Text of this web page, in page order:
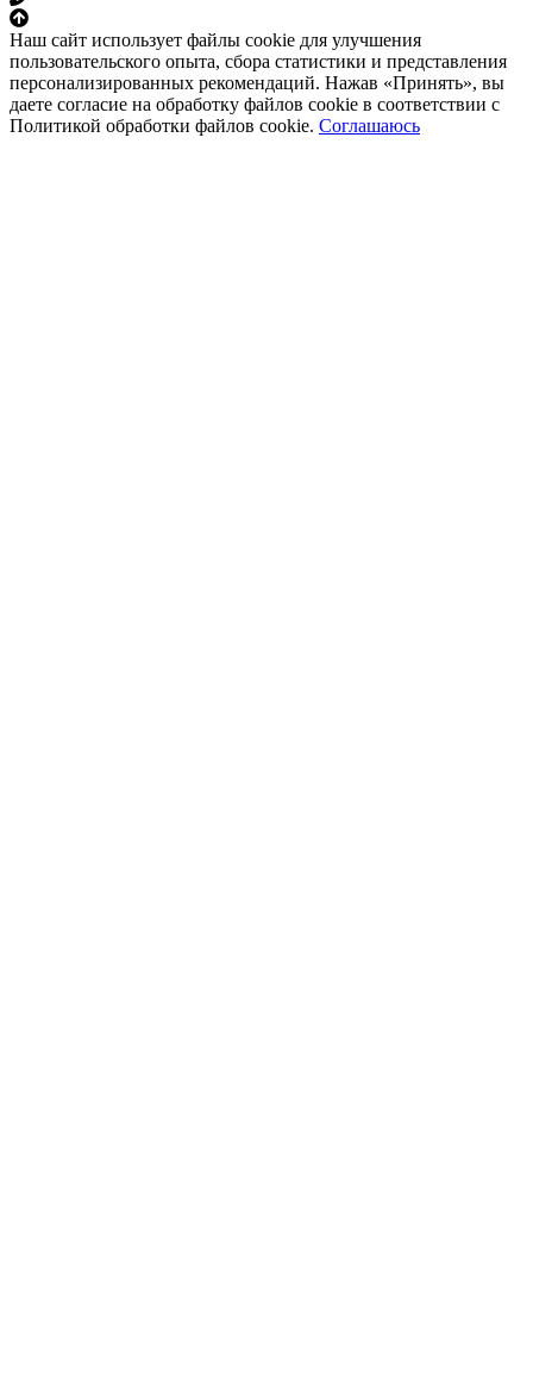
Наш сайт использует файлы cookie для улучшения
пользовательского опыта, сбора статистики и представления
персонализированных рекомендаций. Нажав «Принять», вы
даете согласие на обработку файлов cookie в соответствии с
Политикой обработки файлов cookie. Соглашаюсь